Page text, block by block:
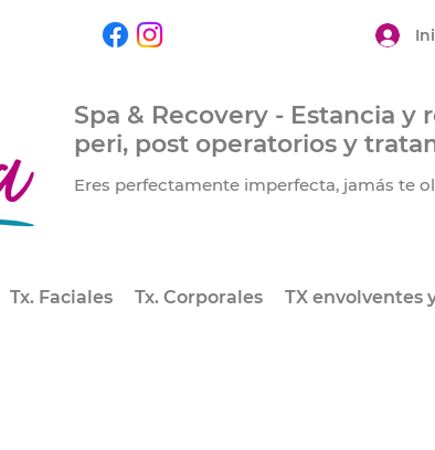
Spa & Recovery - Estancia y
peri, post operatorios y
Eres perfectamente imperfecta, jamás te
Tx. Faciales Tx. Corporales TX envolventes